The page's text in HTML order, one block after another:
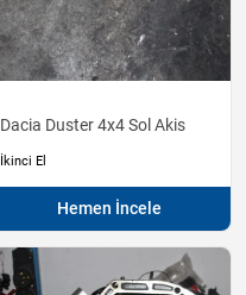
Dacia Duster 4x4 Sol Akis
İkinci El
Hemen İncele